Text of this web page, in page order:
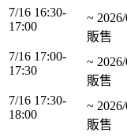
7/16 16:30-
17:00
~
販售
7/16 17:00-
17:30
~
販售
7/16 17:30-
18:00
~
販售